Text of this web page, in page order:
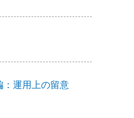
：運用上の留意